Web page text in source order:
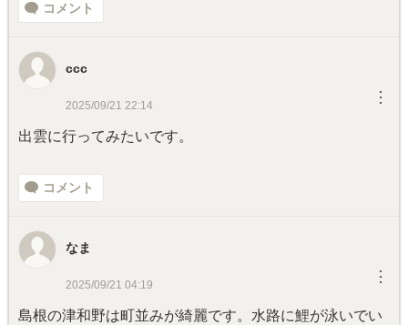
コメント
ccc
2025/09/21 22:14 ︙
出雲に行ってみたいです。
コメント
なま
2025/09/21 04:19 ︙
島根の津和野は町並みが綺麗です。水路に鯉が泳いでい